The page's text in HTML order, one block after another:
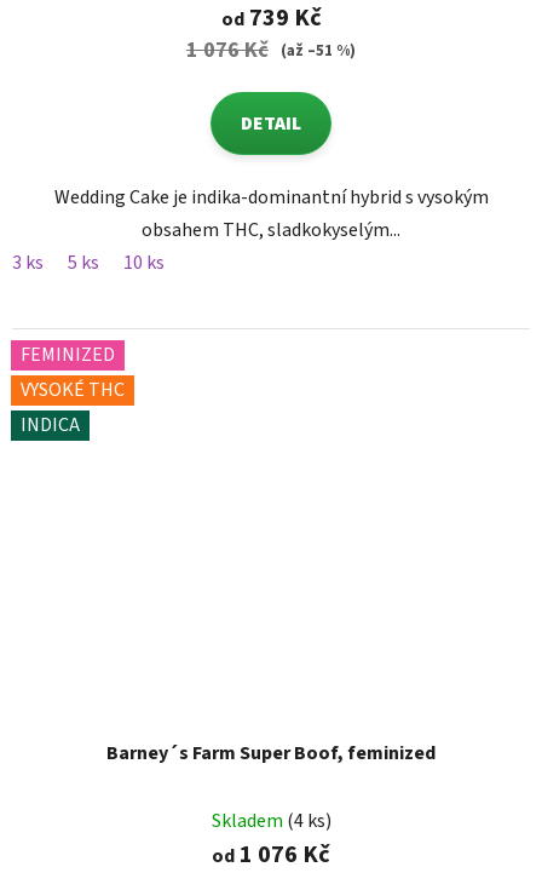
od739 Kč
1 076 Kč (až –51 %)
DETAIL
Wedding Cake je indika-dominantní hybrid s vysokým
obsahem THC, sladkokyselým...
3 ks
5 ks 10 ks
FEMINIZED
VYSOKÉ THC
INDICA
Barney´s Farm Super Boof, feminized
Skladem (4 ks)
od 1 076 Kč